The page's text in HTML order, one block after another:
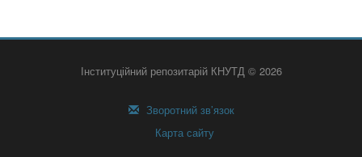
Інституційний репозитарій КНУТД © 2026
Зворотний зв’язок
Карта сайту